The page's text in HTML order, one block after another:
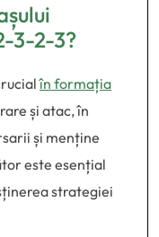
3-2-3?
în formația
și atac, în
și menține
este esențial
strategiei